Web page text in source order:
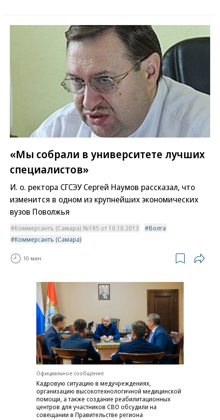
«Мы собрали в университете лучших
специалистов»
И. о. ректора СГСЭУ Сергей Наумов рассказал, что
изменится в одном из крупнейших экономических
вузов Поволжья
Коммерсантъ (Самара) №185 от 10.10.2013
Волга
Коммерсантъ (Самара)
10 мин.
Официальное сообщение
Кадровую ситуацию в медучреждениях,
организацию высокотехнологичной медицинской
помощи, а также создание реабилитационных
центров для участников СВО обсудили на
совещании в Правительстве региона